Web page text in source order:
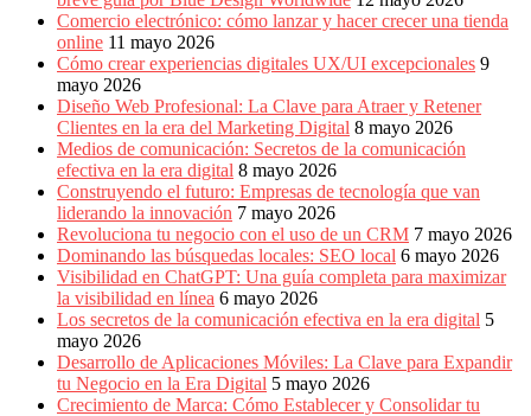
Comercio electrónico: cómo lanzar y hacer crecer una tienda
online 11 mayo 2026
Cómo crear experiencias digitales UX/UI excepcionales 9
mayo 2026
Diseño Web Profesional: La Clave para Atraer y Retener
Clientes en la era del Marketing Digital 8 mayo 2026
Medios de comunicación: Secretos de la comunicación
efectiva en la era digital 8 mayo 2026
Construyendo el futuro: Empresas de tecnología que van
liderando la innovación 7 mayo 2026
Revoluciona tu negocio con el uso de un CRM 7 mayo 2026
Dominando las búsquedas locales: SEO local 6 mayo 2026
Visibilidad en ChatGPT: Una guía completa para maximizar
la visibilidad en línea 6 mayo 2026
Los secretos de la comunicación efectiva en la era digital 5
mayo 2026
Desarrollo de Aplicaciones Móviles: La Clave para Expandir
tu Negocio en la Era Digital 5 mayo 2026
Crecimiento de Marca: Cómo Establecer y Consolidar tu